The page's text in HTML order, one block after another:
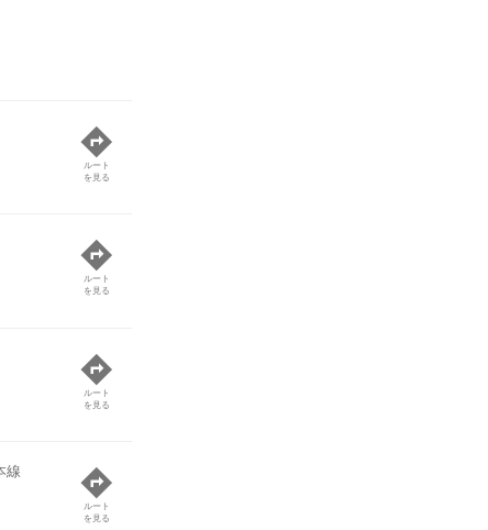
ルート
を見る
ルート
を見る
ルート
を見る
線
ルート
を見る